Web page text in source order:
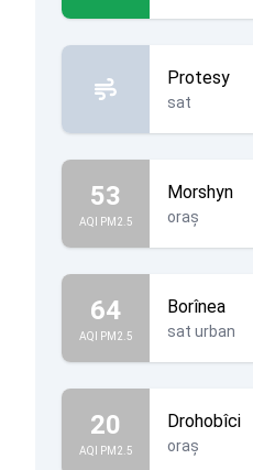
Protesy
sat
53
AQI PM2.5
Morshyn
oraș
64
AQI PM2.5
Borînea
sat urban
20
AQI PM2.5
Drohobîci
oraș